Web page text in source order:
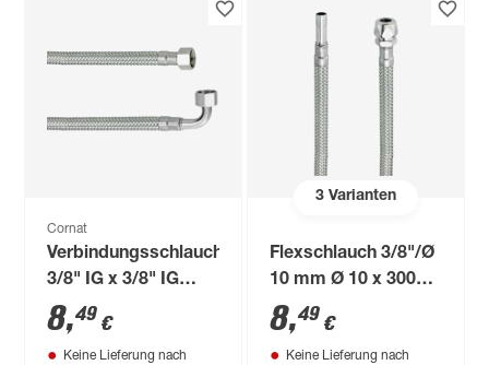
Cornat
Verbindungsschlauch
3/8" IG x 3/8" IG
x200 mm
8,49 €
Keine Lieferung nach
3Varianten
Flexschlauch 3/8"/Ø
10 mm Ø 10 x 300
mm
8,49 €
Keine Lieferung nach